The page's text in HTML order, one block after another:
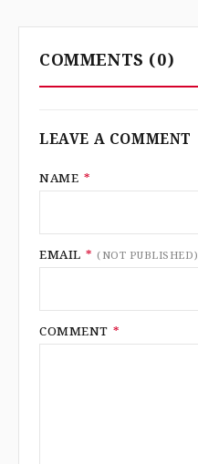
COMMENTS (0)
LEAVE A COMMENT
NAME *
EMAIL * (NOT PUBLISHED)
COMMENT *